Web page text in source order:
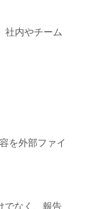
社内やチーム
を外部ファイ
でなく、報告